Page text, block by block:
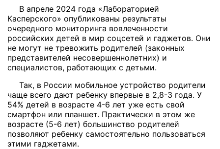
В апреле 2024 года «Лабораторией
Касперского» опубликованы результаты
очередного мониторинга вовлеченности
российских детей в мир соцсетей и гаджетов. Они
не могут не тревожить родителей (законных
представителей несовершеннолетних) и
специалистов, работающих с детьми.
Так, в России мобильное устройство родители
чаще всего дают ребенку впервые в 2,8-3 года. У
54% детей в возрасте 4-6 лет уже есть свой
смартфон или планшет. Практически в этом же
возрасте (5-6 лет) большинство родителей
позволяют ребенку самостоятельно пользоваться
этими гаджетами.